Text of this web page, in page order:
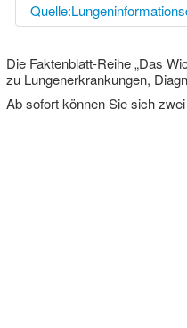
Die Faktenblatt-Reihe „Das
zu Lungenerkrankungen,
Ab sofort können Sie sich zwei